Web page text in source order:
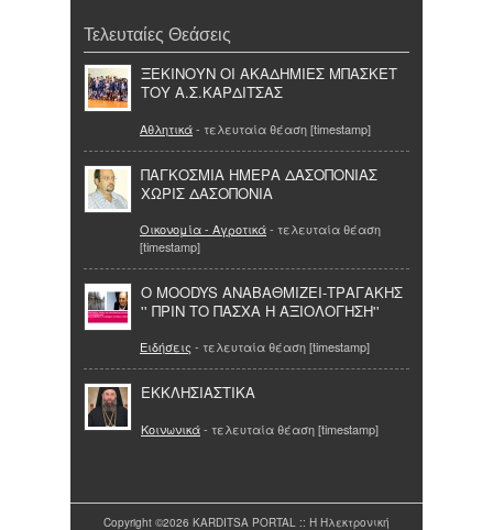
Τελευταίες Θεάσεις
ΞΕΚΙΝΟΥΝ ΟΙ ΑΚΑΔΗΜΙΕΣ ΜΠΑΣΚΕΤ
ΤΟΥ Α.Σ.ΚΑΡΔΙΤΣΑΣ
Αθλητικά- τελευταία θέαση [timestamp]
ΠΑΓΚΟΣΜΙΑ ΗΜΕΡΑ ΔΑΣΟΠΟΝΙΑΣ
ΧΩΡΙΣ ΔΑΣΟΠΟΝΙΑ
Οικονομία - Αγροτικά- τελευταία θέαση
[timestamp]
Ο MOODYS ΑΝΑΒΑΘΜΙΖΕΙ-ΤΡΑΓΑΚΗΣ
'' ΠΡΙΝ ΤΟ ΠΑΣΧΑ Η ΑΞΙΟΛΟΓΗΣΗ''
Ειδήσεις - τελευταία θέαση [timestamp]
ΕΚΚΛΗΣΙΑΣΤΙΚΑ
Κοινωνικά- τελευταία θέαση [timestamp]
Copyright ©2026 KARDITSA PORTAL :: Η Ηλεκτρονική